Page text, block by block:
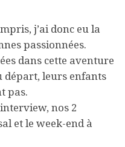
j’ai donc eu la
passionnées.
dans cette aventure
départ, leurs enfants
pas.
nos 2
et le week-end à